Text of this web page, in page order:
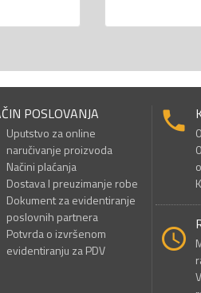
POSLOVANJA
Uputstvo za online
naručivanje proizvoda
Načini plaćanja
Dostava I preuzimanje robe
Dokument za evidentiranje
poslovnih partnera
Potvrda o izvršenom
evidentiranju za PDV